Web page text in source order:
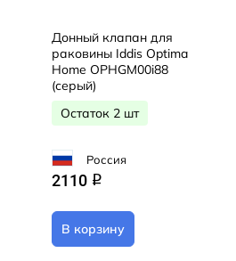
Донный клапан для
раковины Iddis Optima
Home OPHGM00i88
(серый)
Остаток 2 шт
Россия
2110 q
В корзину